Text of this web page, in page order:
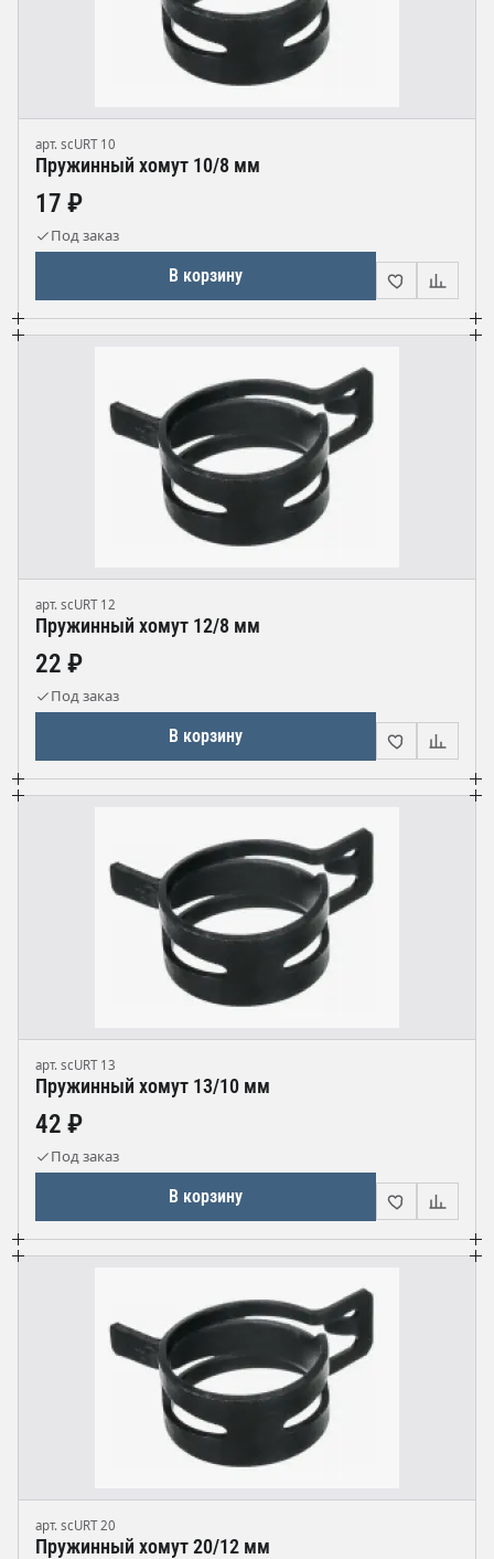
арт. scURT 10
Пружинный хомут 10/8 мм
17 ₽
Под заказ
В корзину
арт. scURT 12
Пружинный хомут 12/8 мм
22 ₽
Под заказ
В корзину
арт. scURT 13
Пружинный хомут 13/10 мм
42 ₽
Под заказ
В корзину
арт. scURT 20
Пружинный хомут 20/12 мм